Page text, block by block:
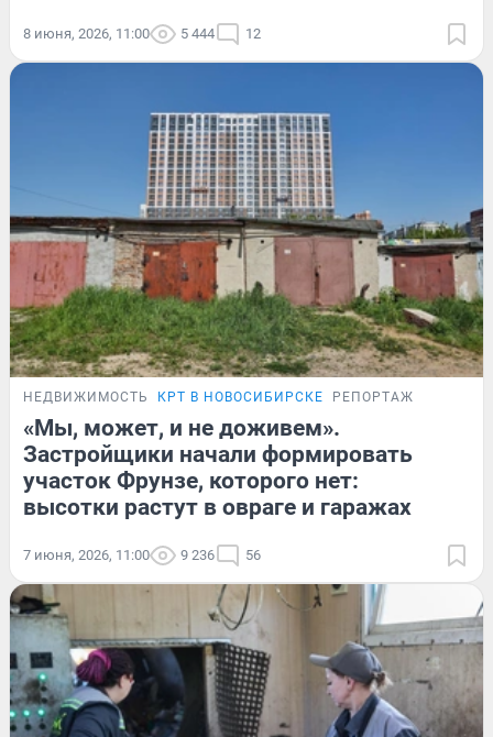
8 июня, 2026, 11:00 5 444 12
НЕДВИЖИМОСТЬ КРТ В НОВОСИБИРСКЕ РЕПОРТАЖ
«Мы, может, и не доживем».
Застройщики начали формировать
участок Фрунзе, которого нет:
высотки растут в овраге и гаражах
7 июня, 2026, 11:00 9 236 56